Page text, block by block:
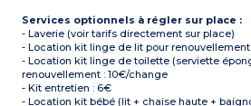
Services optionnels à régler sur place :
- Laverie (voir tarifs directement sur place)
- Location kit linge de lit pour
- Location kit linge de toilette (serviette
renouvellement : 10€/change
- Kit entretien : 6€
- Location kit bébé (lit + chaise haute +